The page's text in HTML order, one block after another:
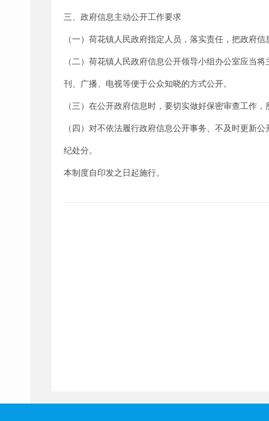
三、政府信息主动公开工作要求
（一）荷花镇人民政府指定人员，落实责任，把政府
（二）荷花镇人民政府信息公开领导小组办公室应当
刊、广播、电视等便于公众知晓的方式公开。
（三）在公开政府信息时，要切实做好保密审查工作
（四）对不依法履行政府信息公开事务、不及时更新
纪处分。
本制度自印发之日起施行。